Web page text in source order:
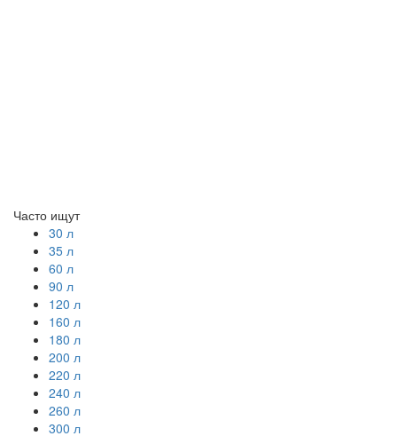
Часто ищут
30 л
35 л
60 л
90 л
120 л
160 л
180 л
200 л
220 л
240 л
260 л
300 л